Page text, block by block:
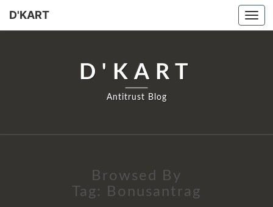
D'KART
D'KART
Antitrust Blog
Browsed By
Tag:
Bonusantrag